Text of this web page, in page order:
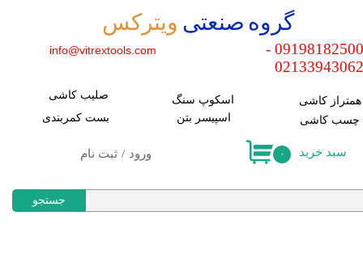
ورود / ثبت نام
حساب کاربری من
تغییر کلمه عبور
سفارشات
​گروه صنعتی ویترکس
جستجو
۰ سبد خرید
09198182500 -
​همتراز کاشی صلیب کاشی
​چسب کاشی
اسکوپ سنگ
اسپیسر بتن
​بست کمربندی
info@vitrextools.com